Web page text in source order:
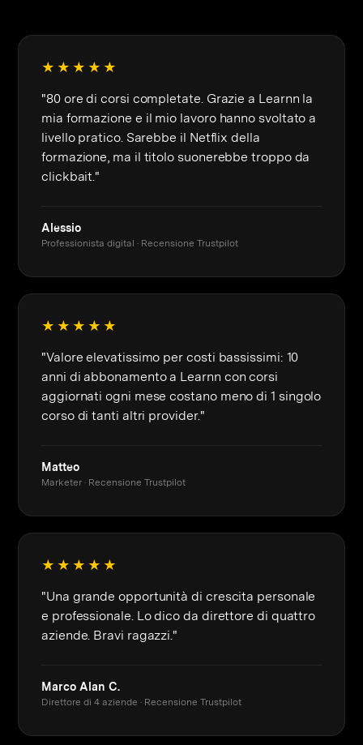
★★★★★
"80 ore di corsi completate. Grazie a Learnn la
mia formazione e il mio lavoro hanno svoltato a
livello pratico. Sarebbe il Netflix della
formazione, ma il titolo suonerebbe troppo da
clickbait."
Alessio
Professionista digital · Recensione Trustpilot
★★★★★
"Valore elevatissimo per costi bassissimi: 10
anni di abbonamento a Learnn con corsi
aggiornati ogni mese costano meno di 1 singolo
corso di tanti altri provider."
Matteo
Marketer · Recensione Trustpilot
★★★★★
"Una grande opportunità di crescita personale
e professionale. Lo dico da direttore di quattro
aziende. Bravi ragazzi."
Marco Alan C.
Direttore di 4 aziende · Recensione Trustpilot